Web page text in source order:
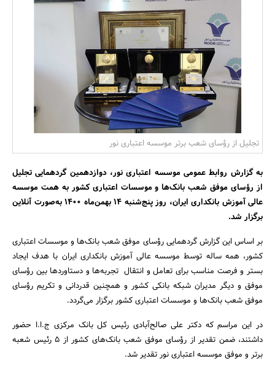
تجلیل از رؤسای شعب برتر موسسه اعتباری نور
به گزارش روابط عمومی موسسه اعتباری نور، دوازدهمین گردهمایی تجلیل
از رؤسای موفق شعب بانک‌ها و موسسات اعتباری کشور به همت موسسه
عالی آموزش بانکداری ایران، روز پنج‌شنبه 14 بهمن‌ماه 1400 به‌صورت آنلاین
برگزار شد.
بر اساس این گزارش گردهمایی رؤسای موفق شعب بانک‌ها و موسسات اعتباری
کشور، همه ساله توسط موسسه عالی آموزش بانکداری ایران با هدف ایجاد
بستر و فرصت مناسب برای تعامل و انتقال تجربه‌ها و دستاوردها بین رؤسای
موفق و دیگر مدیران شبکه بانکی کشور و همچنین قدردانی و تکریم رؤسای
موفق شعب بانک‌ها و موسسات اعتباری کشور برگزار می‌گردد.
در این مراسم که دکتر علی صالح‌آبادی رئیس کل بانک مرکزی ج.ا.ا حضور
داشتند، ضمن تقدیر از رؤسای موفق شعب بانک‌های کشور از 5 رئیس شعبه
برتر و موفق موسسه اعتباری نور تقدیر شد.